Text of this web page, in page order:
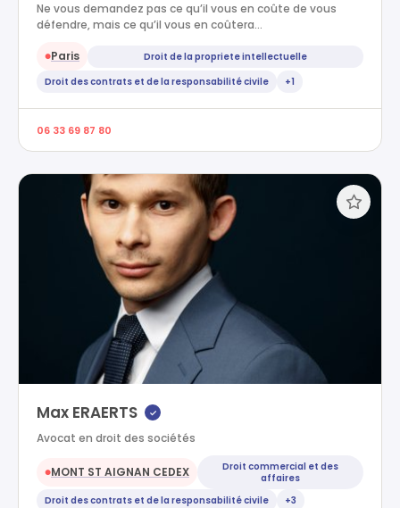
Ne vous demandez pas ce qu’il vous en coûte de vous
défendre, mais ce qu’il vous en coûtera…
●Paris
Droit de la propriete intellectuelle
Droit des contrats et de la responsabilité civile
+1
06 33 69 87 80
Max ERAERTS ✓
Avocat en droit des sociétés
●MONT ST AIGNAN CEDEX
Droit commercial et des
affaires
Droit des contrats et de la responsabilité civile
+3